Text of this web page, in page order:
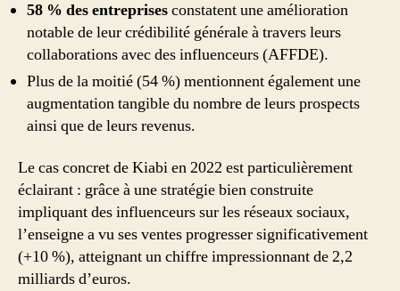
58 % des entreprisesconstatent une amélioration
notable de leur crédibilité générale à travers leurs
collaborations avec des influenceurs (AFFDE).
Plus de la moitié (54 %) mentionnent également une
augmentation tangible du nombre de leurs prospects
ainsi que de leurs revenus.
Le cas concret de Kiabi en 2022 est particulièrement
éclairant : grâce à une stratégie bien construite
impliquant des influenceurs sur les réseaux sociaux,
l’enseigne a vu ses ventes progresser significativement
(+10 %), atteignant un chiffre impressionnant de 2,2
milliards d’euros.